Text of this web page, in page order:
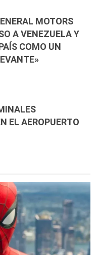
MOTORS
A VENEZUELA Y
COMO UN
EL AEROPUERTO